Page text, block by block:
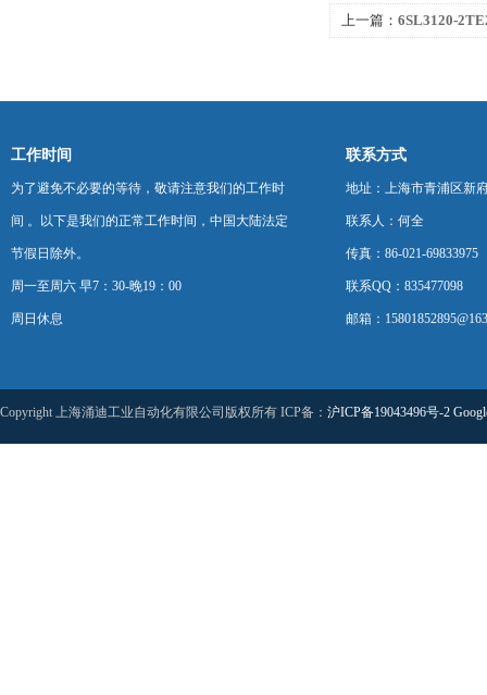
上一篇： 6SL3120-
工作时间
为了避免不必要的等待，敬请注意我们的工作时
间 。以下是我们的正常工作时间，中国大陆法定
节假日除外。
周一至周六 早7：30-晚19：00
周日休息
联系方式
地址：上海市青浦区新
联系人：何全
传真：86-021-69833975
联系QQ：835477098
邮箱：
Copyright 上海涌迪工业自动化有限公司版权所有 ICP备： 沪ICP备19043496号-2